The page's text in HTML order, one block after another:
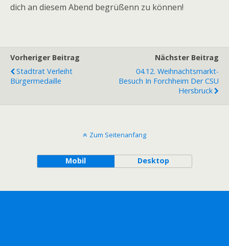
dich an diesem Abend begrüßenn zu können!
Vorheriger Beitrag
Stadtrat Verleiht
Bürgermedaille
Nächster Beitrag
04.12. Weihnachtsmarkt-
Besuch In Forchheim Der CSU
Hersbruck
Zum Seitenanfang
Mobil Desktop